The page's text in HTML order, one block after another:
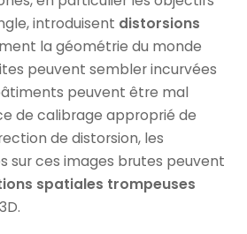
introduisent distorsions
la géométrie du monde
peuvent sembler incurvées
peuvent être mal
de calibrage approprié de
de distorsion, les
sur ces images brutes peuvent
spatiales trompeuses